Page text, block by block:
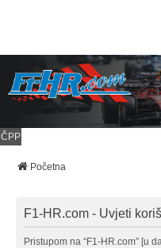
ČPP
Početna
F1-HR.com - Uvjeti
Pristupom na “F1-HR.com” [u